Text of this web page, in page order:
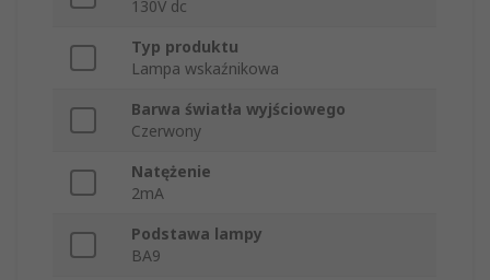
130V dc
Typ produktu
Lampa wskaźnikowa
Barwa światła wyjściowego
Czerwony
Natężenie
2mA
Podstawa lampy
BA9